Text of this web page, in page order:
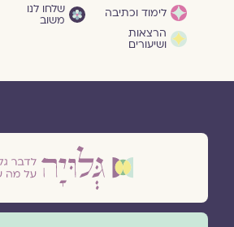
לימוד וכתיבה
הרצאות
ושיעורים
שלחו לנו
משוב